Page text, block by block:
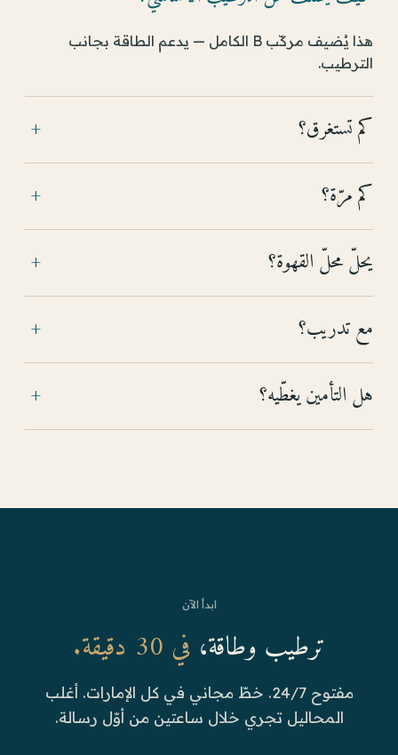
هذا يُضيف مركّب B الكامل — يدعم الطاقة بجانب
الترطيب.
كم تستغرق؟
+
كم مرّة؟
+
يحلّ محلّ القهوة؟
+
مع تدريب؟
+
هل التأمين يغطّيه؟
+
ابدأ الآن
ترطيب وطاقة، في 30 دقيقة.
مفتوح 24/7. خطّ مجاني في كل الإمارات. أغلب
المحاليل تجري خلال ساعتين من أوّل رسالة.